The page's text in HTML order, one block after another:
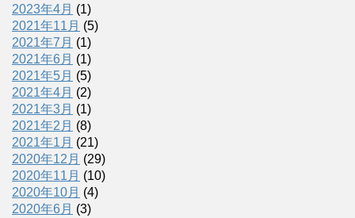
2023年4月 (1)
2021年11月 (5)
2021年7月 (1)
2021年6月 (1)
2021年5月 (5)
2021年4月 (2)
2021年3月 (1)
2021年2月 (8)
2021年1月 (21)
2020年12月 (29)
2020年11月 (10)
2020年10月 (4)
2020年6月 (3)